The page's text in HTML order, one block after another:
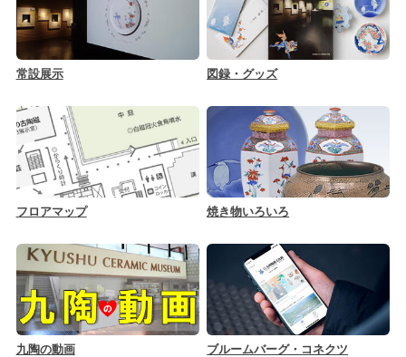
常設展示 図録・グッズ
フロアマップ 焼き物いろいろ
九陶の動画 ブルームバーグ・コネクツ